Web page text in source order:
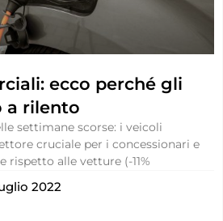
ecco perché gli
a rilento
settimane scorse: i veicoli
cruciale per i concessionari e
rispetto alle vetture (-11%
2022